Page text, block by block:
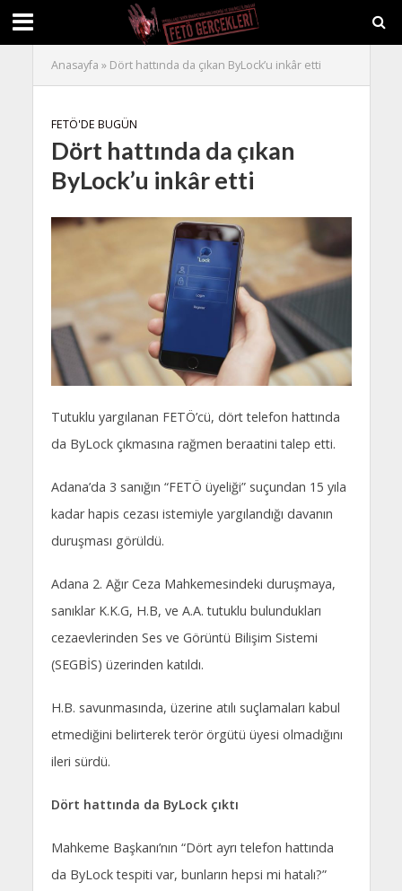
Anasayfa » Dört hattında da çıkan ByLock’u inkâr etti
FETÖ'DE BUGÜN
Dört hattında da çıkan
ByLock’u inkâr etti
Tutuklu yargılanan FETÖ’cü, dört telefon hattında
da ByLock çıkmasına rağmen beraatini talep etti.
Adana’da 3 sanığın “FETÖ üyeliği” suçundan 15 yıla
kadar hapis cezası istemiyle yargılandığı davanın
duruşması görüldü.
Adana 2. Ağır Ceza Mahkemesindeki duruşmaya,
sanıklar K.K.G, H.B, ve A.A. tutuklu bulundukları
cezaevlerinden Ses ve Görüntü Bilişim Sistemi
(SEGBİS) üzerinden katıldı.
H.B. savunmasında, üzerine atılı suçlamaları kabul
etmediğini belirterek terör örgütü üyesi olmadığını
ileri sürdü.
Dört hattında da ByLock çıktı
Mahkeme Başkanı’nın “Dört ayrı telefon hattında
da ByLock tespiti var, bunların hepsi mi hatalı?”